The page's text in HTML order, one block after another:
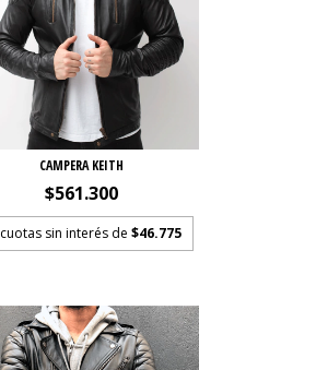
CAMPERA KEITH
$561.300
cuotas sin interés de $46.775